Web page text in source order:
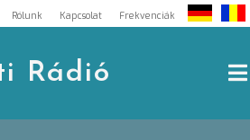
Rólunk Kapcsolat Frekvenciák
Rádió